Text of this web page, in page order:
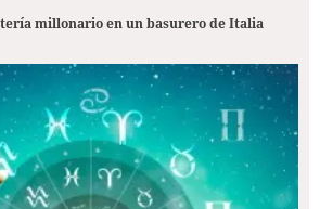
millonario en un basurero de Italia